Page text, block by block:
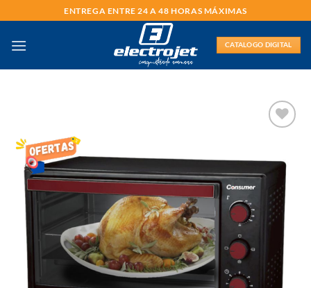
al
contenido
ENTREGA ENTRE 24 A 48 HORAS MÁXIMAS
CATALOGO DIGITAL
LISTA
DE
DESEOS